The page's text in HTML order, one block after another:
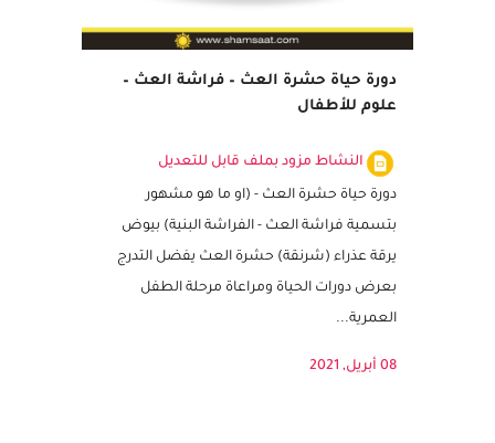
دورة حياة حشرة العث – فراشة العث –
علوم للأطفال
النشاط مزود بملف قابل للتعديل
دورة حياة حشرة العث - (او ما هو مشهور
بتسمية فراشة العث - الفراشة البنية) بيوض
يرقة عذراء (شرنقة) حشرة العث يفضل التدرج
بعرض دورات الحياة ومراعاة مرحلة الطفل